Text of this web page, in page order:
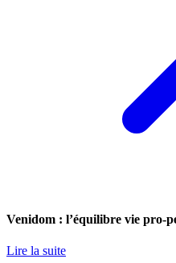
Venidom : l’équilibre vie pro-
Lire la suite